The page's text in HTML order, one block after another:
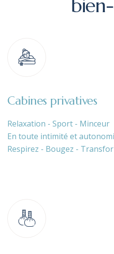
Cabines privatives
Relaxation - Sport - Minceur
En toute intimité et
Respirez - Bougez -